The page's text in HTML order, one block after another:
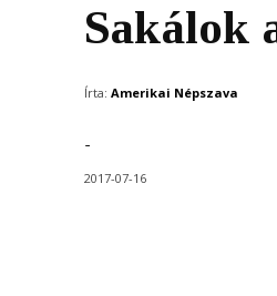
Sakálok
Írta: Amerikai Népszava
-
2017-07-16